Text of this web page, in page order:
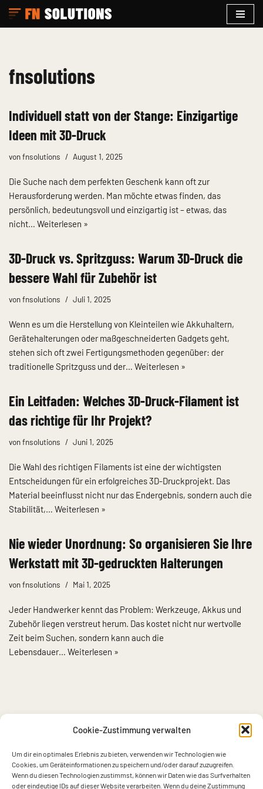
Cookie-Zustimmung verwalten
Um dir ein optimales Erlebnis zu bieten, verwenden wir Technologien wie
Cookies, um Geräteinformationen zu speichern und/oder darauf zuzugreifen.
Wenn du diesen Technologien zustimmst, können wir Daten wie das Surfverhalten
oder eindeutige IDs auf dieser Website verarbeiten. Wenn du deine Zustimmung
fnsolutions
Individuell statt von der Stange: Einzigartige
Ideen mit 3D-Druck
vonfnsolutions August 1, 2025
Die Suche nach dem perfekten Geschenk kann oft zur
Herausforderung werden. Man möchte etwas finden, das
persönlich, bedeutungsvoll und einzigartig ist – etwas, das
nicht… Weiterlesen »
3D-Druck vs. Spritzguss: Warum 3D-Druck die
bessere Wahl für Zubehör ist
vonfnsolutions Juli 1, 2025
Wenn es um die Herstellung von Kleinteilen wie Akkuhaltern,
Gerätehalterungen oder maßgeschneiderten Gadgets geht,
stehen sich oft zwei Fertigungsmethoden gegenüber: der
traditionelle Spritzguss und der… Weiterlesen »
Ein Leitfaden: Welches 3D-Druck-Filament ist
das richtige für Ihr Projekt?
vonfnsolutions Juni 1, 2025
Die Wahl des richtigen Filaments ist eine der wichtigsten
Entscheidungen für ein erfolgreiches 3D-Druckprojekt. Das
Material beeinflusst nicht nur das Endergebnis, sondern auch die
Stabilität,… Weiterlesen »
Nie wieder Unordnung: So organisieren Sie Ihre
Werkstatt mit 3D-gedruckten Halterungen
vonfnsolutions Mai 1, 2025
Jeder Handwerker kennt das Problem: Werkzeuge, Akkus und
Zubehör liegen verstreut herum. Das kostet nicht nur wertvolle
Zeit beim Suchen, sondern kann auch die
Lebensdauer… Weiterlesen »
Datenschutzerklärung